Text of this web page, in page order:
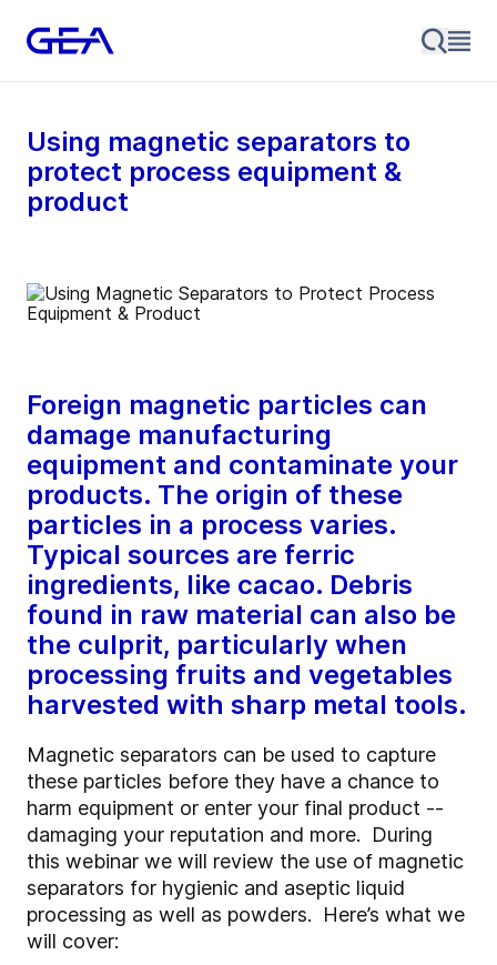
Using magnetic separators to
protect process equipment &
product
Foreign magnetic particles can
damage manufacturing
equipment and contaminate your
products. The origin of these
particles in a process varies.
Typical sources are ferric
ingredients, like cacao. Debris
found in raw material can also be
the culprit, particularly when
processing fruits and vegetables
harvested with sharp metal tools.
Magnetic separators can be used to capture
these particles before they have a chance to
harm equipment or enter your final product --
damaging your reputation and more.
During
this webinar we will review the use of magnetic
separators for hygienic and aseptic liquid
processing as well as powders.
Here’s what we
will cover: